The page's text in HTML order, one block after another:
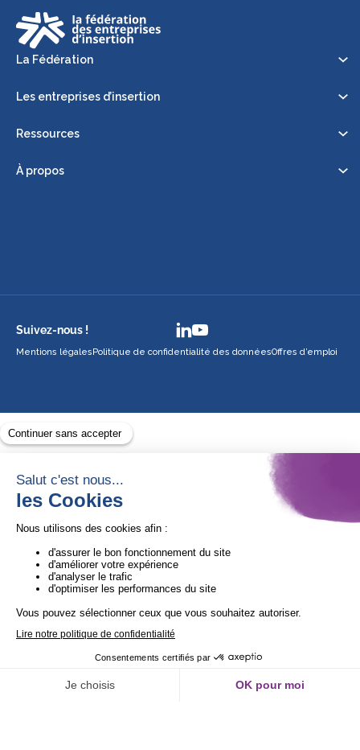
La Fédération
Les entreprises d’insertion
Ressources
À propos
Suivez-nous !
Mentions légalesPolitique de confidentialité des donnéesOffres d’emploi
1ère Organisation de l’ESS certifiée Quali’OP